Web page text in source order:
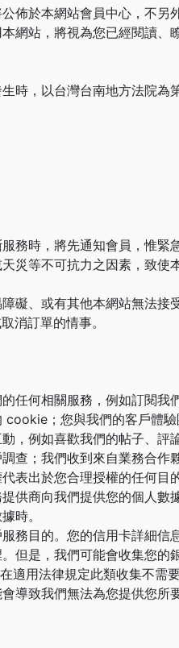
佈於本網站會員中心，不另
站，將視為您已經閱讀、
時，以台灣台南地方法院為
務時，將先通知會員，惟緊
災等不可抗力之因素，致使
礙、或有其他本網站無法接
消訂單的情事。
任何相關服務，例如訂閱我
；您與我們的客戶體
，例如喜歡我們的帖子、評
查；我們收到來自業務合作
表出於您合理授權的任何目
供商向我們提供您的個人數
時。
務目的。您的信用卡詳細信
但是，我們可能會收集您的
用法律規定此類收集不需
導致我們無法為您提供您所